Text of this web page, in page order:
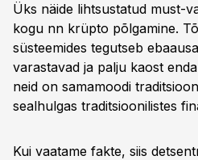
Üks näide lihtsustatud must-
kogu nn krüpto põlgamine.
süsteemides tegutseb
varastavad ja palju kaost
neid on samamoodi
sealhulgas traditsioonilistes
Kui vaatame fakte, siis